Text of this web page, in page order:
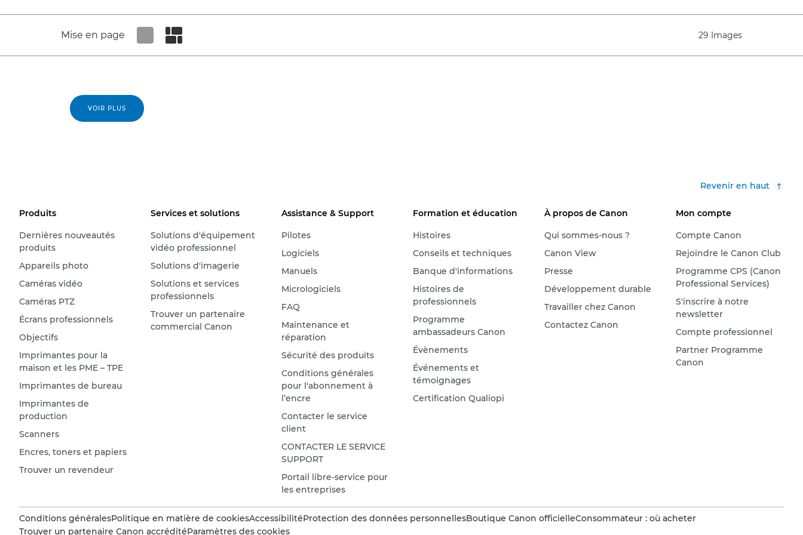
Mise en page 29 Images
VOIR PLUS
Revenir en haut
Produits
Dernières nouveautés
produits
Appareils photo
Caméras vidéo
Caméras PTZ
Écrans professionnels
Objectifs
Imprimantes pour la
maison et les PME – TPE
Imprimantes de bureau
Imprimantes de
production
Scanners
Encres, toners et papiers
Trouver un revendeur
Services et solutions
Solutions d'équipement
vidéo professionnel
Solutions d'imagerie
Solutions et services
professionnels
Trouver un partenaire
commercial Canon
Assistance & Support
Pilotes
Logiciels
Manuels
Micrologiciels
FAQ
Maintenance et
réparation
Sécurité des produits
Conditions générales
pour l'abonnement à
l’encre
Contacter le service
client
CONTACTER LE SERVICE
SUPPORT
Portail libre-service pour
les entreprises
Formation et éducation
Histoires
Conseils et techniques
Banque d'informations
Histoires de
professionnels
Programme
ambassadeurs Canon
Évènements
Événements et
témoignages
Certification Qualiopi
À propos de Canon
Qui sommes-nous ?
Canon View
Presse
Développement durable
Travailler chez Canon
Contactez Canon
Mon compte
Compte Canon
Rejoindre le Canon Club
Programme CPS (Canon
Professional Services)
S'inscrire à notre
newsletter
Compte professionnel
Partner Programme
Canon
Conditions généralesPolitique en matière de cookiesAccessibilitéProtection des données personnellesBoutique Canon officielleConsommateur : où acheter
Trouver un partenaire Canon accréditéParamètres des cookies